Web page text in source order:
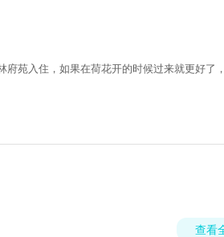
苑入住，如果在荷花开的时候过来就更好
查看